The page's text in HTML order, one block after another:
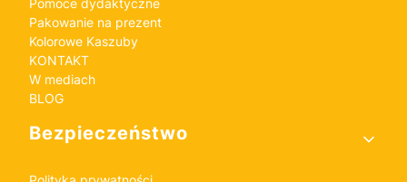
Pakowanie na prezent
Kolorowe Kaszuby
KONTAKT
W mediach
BLOG
Bezpieczeństwo